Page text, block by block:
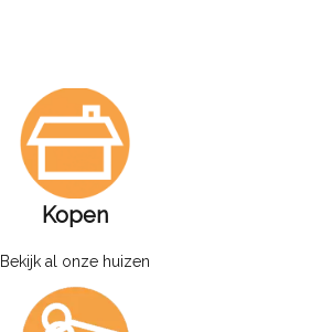
Kopen
Bekijk al onze huizen